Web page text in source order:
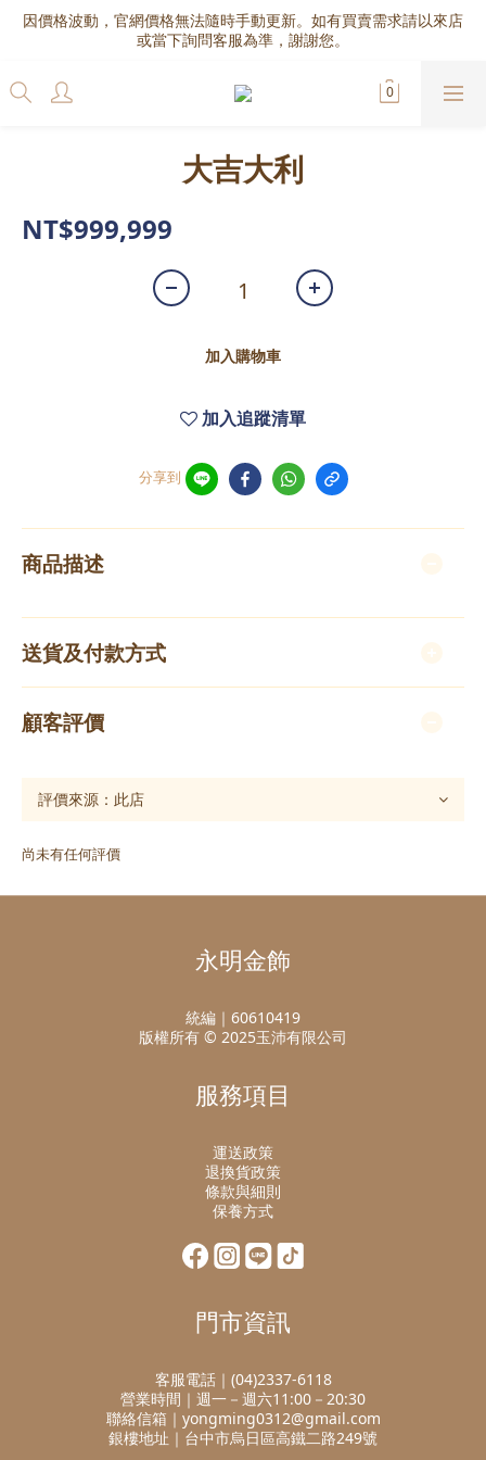
因價格波動，官網價格無法隨時手動更新。如有買賣需求請以來店
或當下詢問客服為準，謝謝您。
大吉大利
NT$999,999
加入購物車
加入追蹤清單
分享到
商品描述
送貨及付款方式
顧客評價
尚未有任何評價
永明金飾
統編｜60610419
版權所有 © 2025玉沛有限公司
服務項目
運送政策
退換貨政策
條款與細則
保養方式
門市資訊
客服電話｜(04)2337-6118
營業時間｜週一－週六11:00－20:30
聯絡信箱｜yongming0312@gmail.com
銀樓地址｜台中市烏日區高鐵二路249號